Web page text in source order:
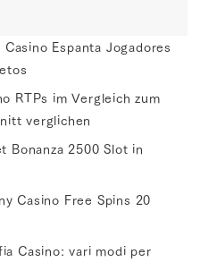
Espanta Jogadores
RTPs im Vergleich zum
verglichen
Bonanza 2500 Slot in
Casino Free Spins 20
Casino: vari modi per